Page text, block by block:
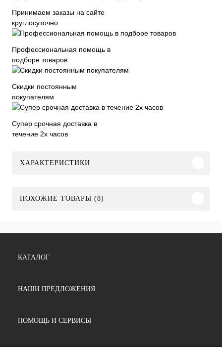
Принимаем заказы на сайте
круглосуточно
Профессиональная помощь в
подборе товаров
Скидки постоянным
покупателям
Супер срочная доставка в
течение 2х часов
ХАРАКТЕРИСТИКИ
ПОХОЖИЕ ТОВАРЫ (8)
КАТАЛОГ
НАШИ ПРЕДЛОЖЕНИЯ
ПОМОЩЬ И СЕРВИСЫ